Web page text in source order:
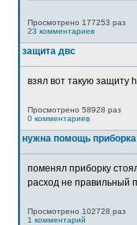
Просмотрено 177253 раз
23 комментариев
защита двс
взял вот такую защиту
Просмотрено 58928 раз
0 комментариев
нужна помощь
поменял приборку
расход не правильный
Просмотрено 102728 раз
1 комментарий